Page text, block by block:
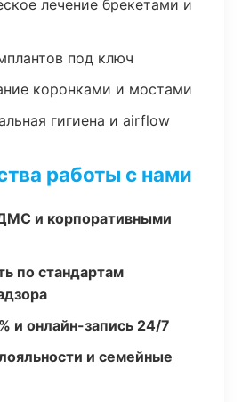
лечение брекетами и
под ключ
коронками и мостами
гигиена и airflow
работы с нами
и корпоративными
по стандартам
и онлайн-запись 24/7
и семейные